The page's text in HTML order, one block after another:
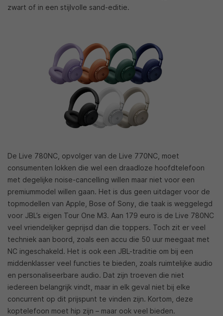
zwart of in een stijlvolle sand-editie.
De Live 780NC, opvolger van de Live 770NC, moet
consumenten lokken die wel een draadloze hoofdtelefoon
met degelijke noise-cancelling willen maar niet voor een
premiummodel willen gaan. Het is dus geen uitdager voor de
topmodellen van Apple, Bose of Sony, die taak is weggelegd
voor JBL’s eigen Tour One M3. Aan 179 euro is de Live 780NC
veel vriendelijker geprijsd dan die toppers. Toch zit er veel
techniek aan boord, zoals een accu die 50 uur meegaat met
NC ingeschakeld. Het is ook een JBL-traditie om bij een
middenklasser veel functies te bieden, zoals ruimtelijke audio
en personaliseerbare audio. Dat zijn troeven die niet
iedereen belangrijk vindt, maar in elk geval niet bij elke
concurrent op dit prijspunt te vinden zijn. Kortom, deze
koptelefoon moet hip zijn – maar ook veel bieden.